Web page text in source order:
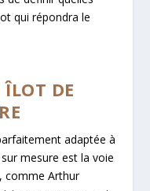
qui répondra le
DE
adaptée à
mesure est la voie
comme Arthur